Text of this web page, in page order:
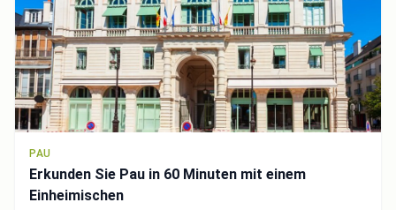
PAU
Erkunden Sie Pau in 60 Minuten mit einem
Einheimischen